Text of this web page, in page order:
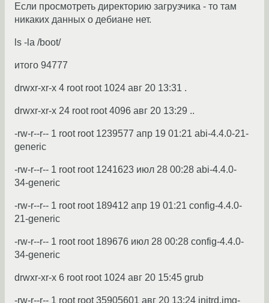
Если просмотреть директорию загрузчика - то там
никаких данных о дебиане нет.
ls -la /boot/
итого 94777
drwxr-xr-x 4 root root 1024 авг 20 13:31 .
drwxr-xr-x 24 root root 4096 авг 20 13:29 ..
-rw-r--r-- 1 root root 1239577 апр 19 01:21 abi-4.4.0-21-
generic
-rw-r--r-- 1 root root 1241623 июл 28 00:28 abi-4.4.0-
34-generic
-rw-r--r-- 1 root root 189412 апр 19 01:21 config-4.4.0-
21-generic
-rw-r--r-- 1 root root 189676 июл 28 00:28 config-4.4.0-
34-generic
drwxr-xr-x 6 root root 1024 авг 20 15:45 grub
-rw-r--r-- 1 root root 35905601 авг 20 13:24 initrd.img-